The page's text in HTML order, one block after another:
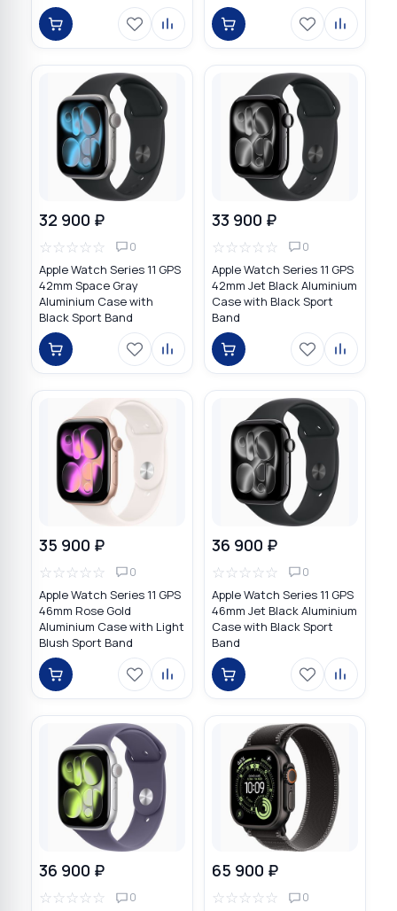
32 900 ₽
☆☆☆☆☆ 0
Apple Watch Series 11 GPS
42mm Space Gray
Aluminium Case with
Black Sport Band
33 900 ₽
☆☆☆☆☆ 0
Apple Watch Series 11 GPS
42mm Jet Black Aluminium
Case with Black Sport
Band
35 900 ₽
☆☆☆☆☆ 0
Apple Watch Series 11 GPS
46mm Rose Gold
Aluminium Case with Light
Blush Sport Band
36 900 ₽
☆☆☆☆☆ 0
Apple Watch Series 11 GPS
46mm Jet Black Aluminium
Case with Black Sport
Band
36 900 ₽
☆☆☆☆☆ 0
65 900 ₽
☆☆☆☆☆ 0